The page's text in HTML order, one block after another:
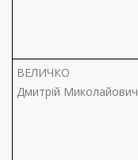
ВЕЛИЧКО
Дмитрій Миколайович